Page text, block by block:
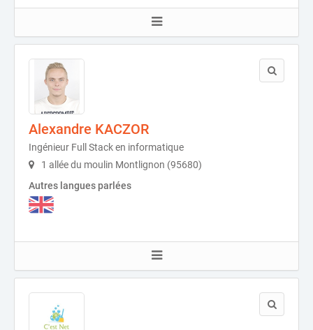
Alexandre KACZOR
Ingénieur Full Stack en informatique
1 allée du moulin Montlignon (95680)
Autres langues parlées